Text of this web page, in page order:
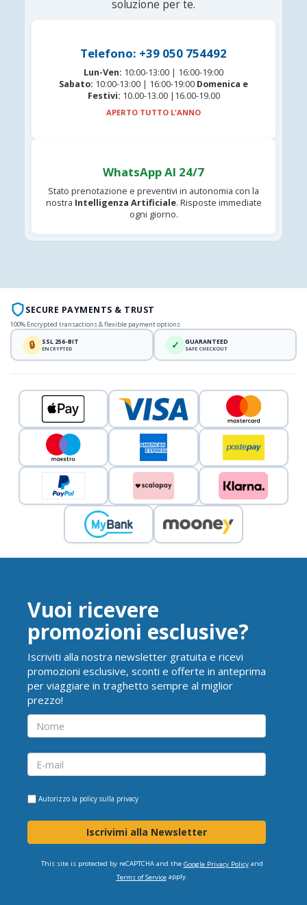
soluzione per te.
Telefono: +39 050 754492
Lun-Ven: 10:00-13:00 | 16:00-19:00
Sabato: 10:00-13:00 | 16:00-19:00 Domenica e
Festivi: 10.00-13.00 |16.00-19.00
APERTO TUTTO L'ANNO
WhatsApp AI 24/7
Stato prenotazione e preventivi in autonomia con la
nostra Intelligenza Artificiale. Risposte immediate
ogni giorno.
SECURE PAYMENTS & TRUST
100% Encrypted transactions & flexible payment options
🔒 SSL 256-BIT
ENCRYPTED ✓ GUARANTEED
SAFE CHECKOUT
Vuoi ricevere
promozioni esclusive?
Iscriviti alla nostra newsletter gratuita e ricevi
promozioni esclusive, sconti e offerte in anteprima
per viaggiare in traghetto sempre al miglior
prezzo!
Autorizzo la policy sulla privacy
Iscrivimi alla Newsletter
This site is protected by reCAPTCHA and the Google Privacy Policyand
Terms of Serviceapply.